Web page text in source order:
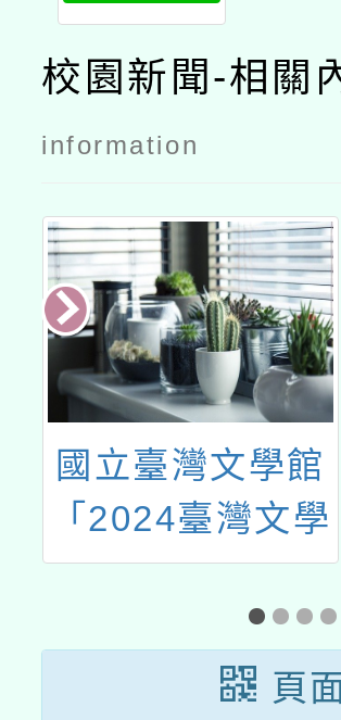
校園新聞-相關
information
桃園市政府文化
局辦理「社區是
我們的學校」共
學工作坊
頁